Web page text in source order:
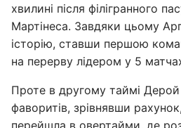
хвилині після філігранного
Мартінеса. Завдяки цьому
історію, ставши першою
на перерву лідером у 5
Проте в другому таймі
фаворитів, зрівнявши
перейшла в овертайми, де